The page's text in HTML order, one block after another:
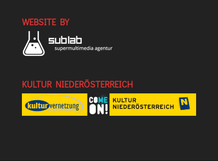
WEBSITE BY
KULTUR NIEDERÖSTERREICH